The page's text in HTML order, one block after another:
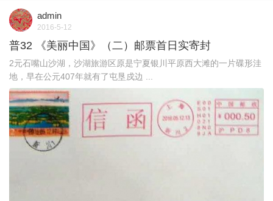
admin
2016-5-12
普32 《美丽中国》（二）邮票首日实寄封
2元石嘴山沙湖，沙湖旅游区原是宁夏银川平原西大滩的一片碟形洼
地，早在公元407年就有了屯垦戍边 ...